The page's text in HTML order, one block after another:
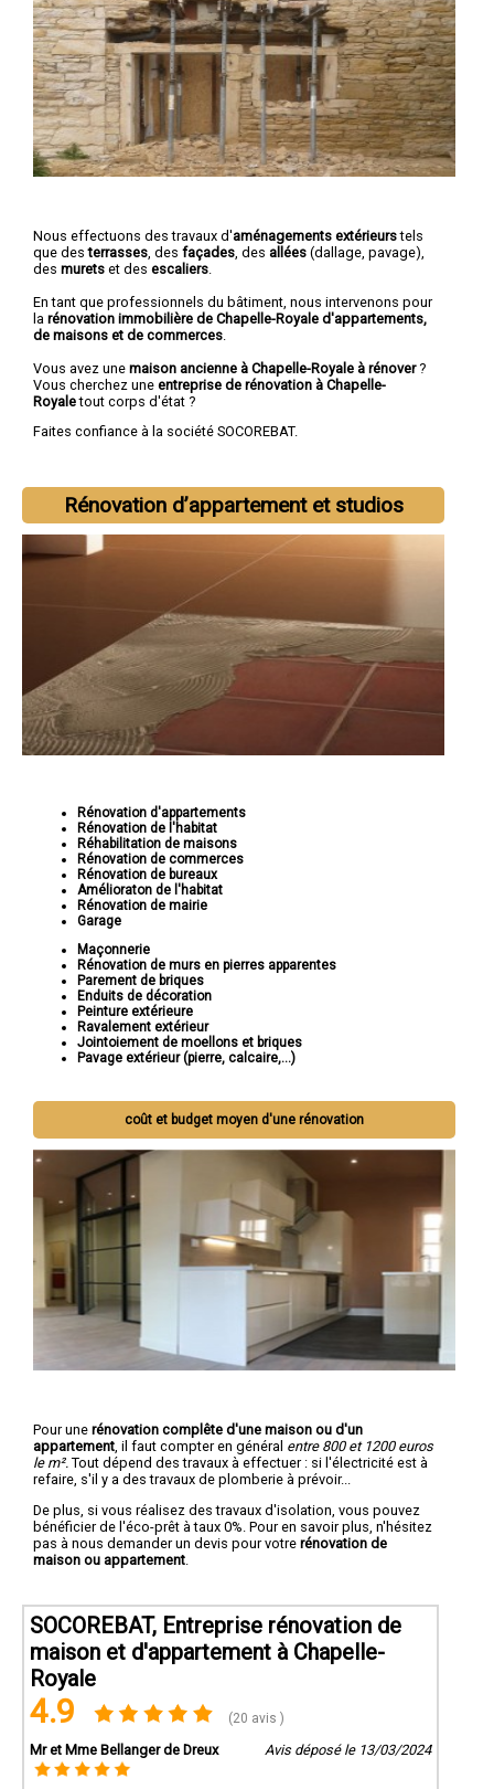
Nous effectuons des travaux d'aménagements extérieurstels
que desterrasses , des façades , des allées (dallage, pavage),
des murets et des escaliers
En tant que professionnels du bâtiment, nous intervenons pour
la rénovation immobilière de Chapelle-Royale d'appartements,
de maisons et de commerces
Vous avez une maison ancienne à Chapelle-Royale à rénover?
Vous cherchez une entreprise de rénovation à Chapelle-
Royaletout corps d'état ?
Faites confiance à la société SOCOREBAT.
Rénovation d’appartement et studios
Rénovation d'appartements
Rénovation de l'habitat
Réhabilitation de maisons
Rénovation de commerces
Rénovation de bureaux
Amélioraton de l'habitat
Rénovation de mairie
Garage
Maçonnerie
Rénovation de murs en pierres apparentes
Parement de briques
Enduits de décoration
Peinture extérieure
Ravalement extérieur
Jointoiement de moellons et briques
Pavage extérieur (pierre, calcaire,...)
coût et budget moyen d'une rénovation
Pour une rénovation complête d'une maison ou d'un
appartement , il faut compter en général entre 800 et 1200 euros
le m². Tout dépend des travaux à effectuer : si l'électricité est à
refaire, s'il y a des travaux de plomberie à prévoir...
De plus, si vous réalisez des travaux d'isolation, vous pouvez
bénéficier de l'éco-prêt à taux 0%. Pour en savoir plus, n'hésitez
pas à nous demander un devis pour votre rénovation de
maison ou appartement
SOCOREBAT, Entreprise rénovation de
maison et d'appartement à Chapelle-
Royale
4.9 (20 avis )
Mr et Mme Bellanger de Dreux Avis déposé le 13/03/2024